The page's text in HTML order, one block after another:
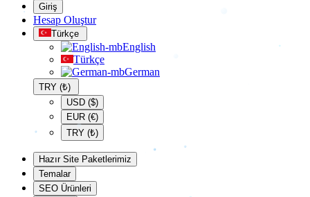
Giriş
Hesap Oluştur
Türkçe
English
Türkçe
German
TRY (₺)
USD ($)
EUR (€)
TRY (₺)
Hazır Site Paketlerimiz
Temalar
SEO Ürünleri